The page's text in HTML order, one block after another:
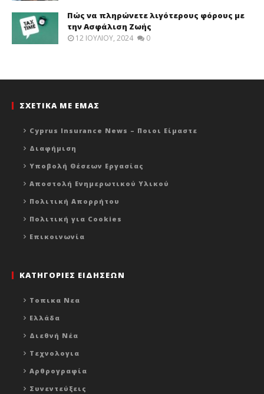
Πώς να πληρώνετε λιγότερους φόρους με
την Ασφάλιση Ζωής
12 ΙΟΥΛΊΟΥ, 2024 0
ΣΧΕΤΙΚΑ ΜΕ ΕΜΑΣ
Cyprus Insurance News – Ποιοι Είμαστε
Διαφήμιση
Υποβολή Θέσεων Εργασίας
Αποστολή Ενημερωτικού Υλικού
Πολιτική Απορρήτου
Πολιτική για Cookies
Επικοινωνία
ΚΑΤΗΓΟΡΙΕΣ ΕΙΔΗΣΕΩΝ
Τοπικα Νεα
Ελλάδα
Διεθνή Νέα
Τεχνολογια
Αρθρογραφία
Συνεντεύξεις